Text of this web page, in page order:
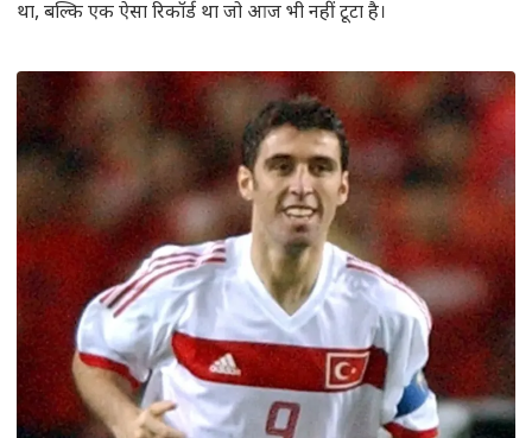
था, बल्कि एक ऐसा रिकॉर्ड था जो आज भी नहीं टूटा है।